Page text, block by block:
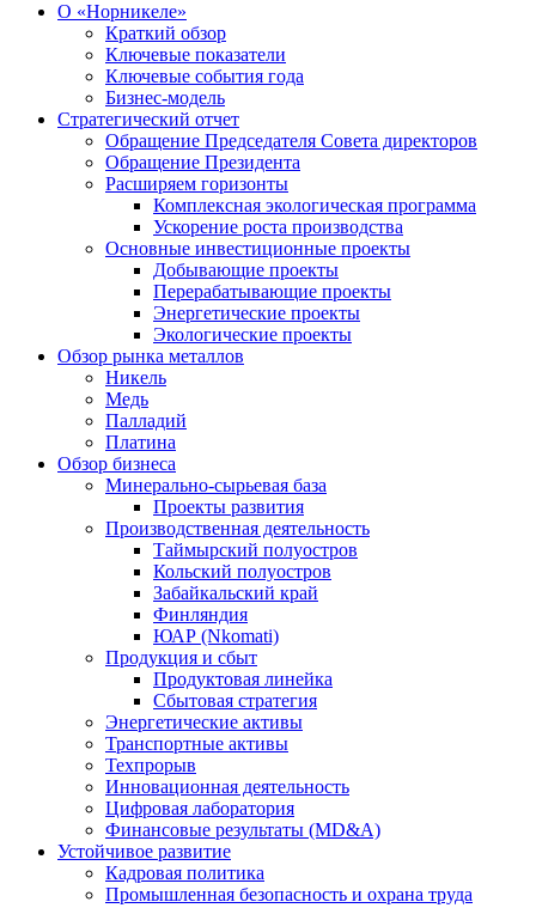
О «Норникеле»
Краткий обзор
Ключевые показатели
Ключевые события года
Бизнес-модель
Стратегический отчет
Обращение Председателя Совета директоров
Обращение Президента
Расширяем горизонты
Комплексная экологическая программа
Ускорение роста производства
Основные инвестиционные проекты
Добывающие проекты
Перерабатывающие проекты
Энергетические проекты
Экологические проекты
Обзор рынка металлов
Никель
Медь
Палладий
Платина
Обзор бизнеса
Минерально-сырьевая база
Проекты развития
Производственная деятельность
Таймырский полуостров
Кольский полуостров
Забайкальский край
Финляндия
ЮАР (Nkomati)
Продукция и сбыт
Продуктовая линейка
Сбытовая стратегия
Энергетические активы
Транспортные активы
Техпрорыв
Инновационная деятельность
Цифровая лаборатория
Финансовые результаты (MD&A)
Устойчивое развитие
Кадровая политика
Промышленная безопасность и охрана труда